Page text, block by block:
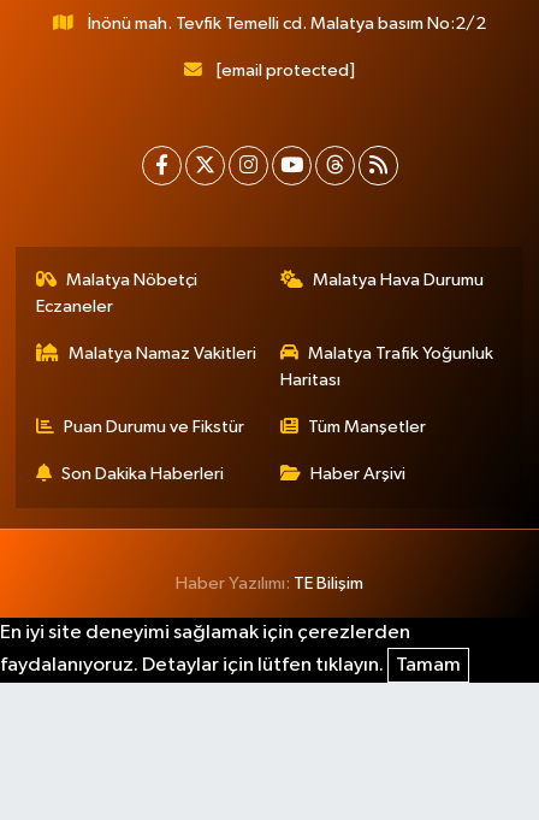
İnönü mah. Tevfik Temelli cd. Malatya basım No:2/2
[email protected]
Malatya Nöbetçi
Eczaneler
Malatya Hava Durumu
Malatya Namaz Vakitleri
Malatya Trafik Yoğunluk
Haritası
Puan Durumu ve Fikstür Tüm Manşetler
Son Dakika Haberleri Haber Arşivi
Haber Yazılımı: TE Bilişim
En iyi site deneyimi sağlamak için çerezlerden
faydalanıyoruz. Detaylar için lütfen tıklayın.
Tamam